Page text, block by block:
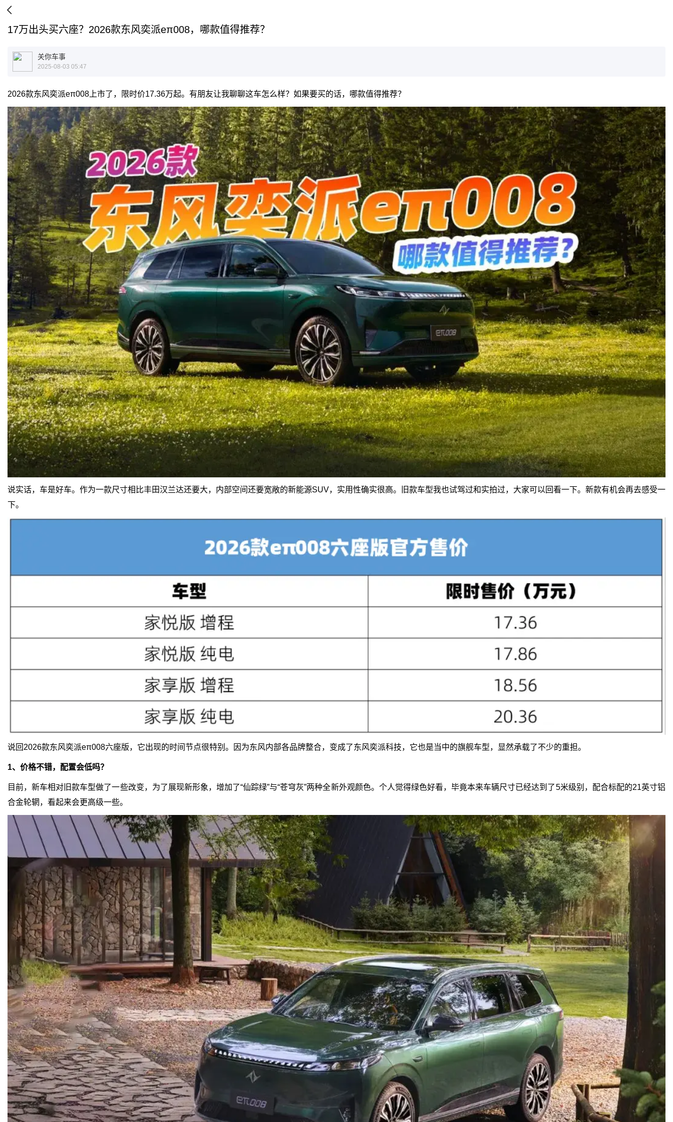
17万出头买六座？2026款东风奕派eπ008，哪款值得推荐？
关你车事
2025-08-03 05:47
2026款东风奕派eπ008上市了，限时价17.36万起。有朋友让我聊聊这车怎么样？如果要买的话，哪款值得推荐？
说实话，车是好车。作为一款尺寸相比丰田汉兰达还要大，内部空间还要宽敞的新能源SUV，实用性确实很高。旧款车型我也试驾过和实拍过，大家可以回看一下。新款有机会再去感受一
下。
说回2026款东风奕派eπ008六座版，它出现的时间节点很特别。因为东风内部各品牌整合，变成了东风奕派科技，它也是当中的旗舰车型，显然承载了不少的重担。
1、价格不错，配置会低吗？
目前，新车相对旧款车型做了一些改变，为了展现新形象，增加了“仙踪绿”与“苍穹灰”两种全新外观颜色。个人觉得绿色好看，毕竟本来车辆尺寸已经达到了5米级别，配合标配的21英寸铝
合金轮辋，看起来会更高级一些。